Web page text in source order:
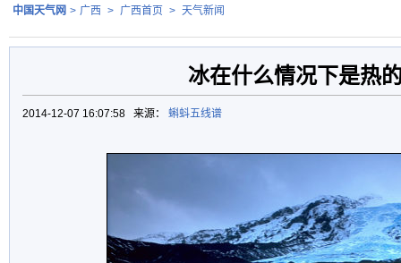
中国天气网 > 广西 > 广西首页 > 天气新闻
冰在什么情况下是热
2014-12-07 16:07:58 来源： 蝌蚪五线谱